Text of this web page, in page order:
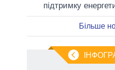
підтримку
Більше